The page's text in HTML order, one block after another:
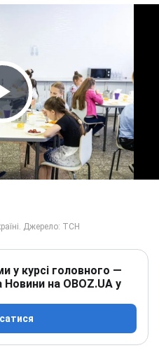
Video
у курсі головного —
Новини на OBOZ.UA у